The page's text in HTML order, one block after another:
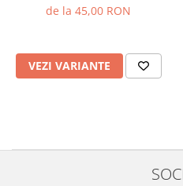
de la 45,00 RON
VEZI VARIANTE